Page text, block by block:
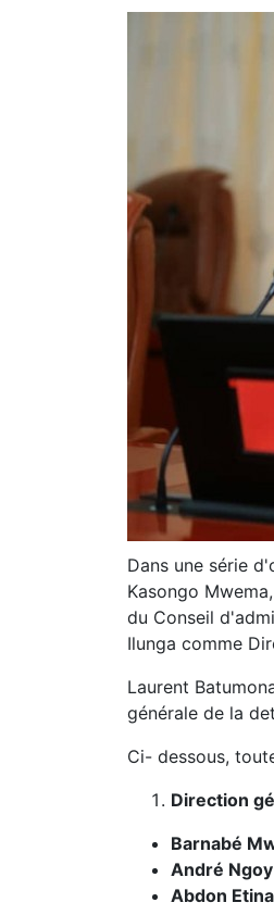
Dans une série
Kasongo
du Conseil
Ilunga comme
Laurent
générale de la
Ci- dessous,
Direction
Barnabé
André
Abdon